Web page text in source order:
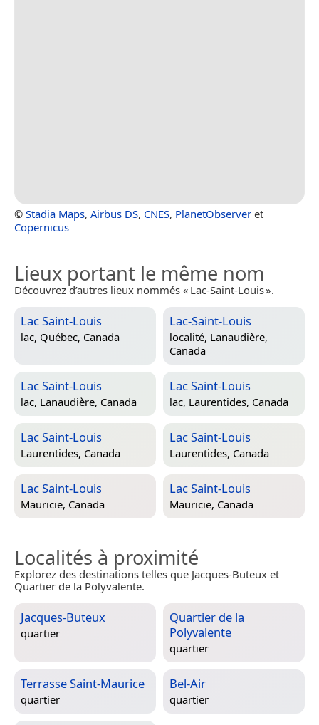
© Stadia Maps, Airbus DS, CNES, PlanetObserver et
Copernicus
Lieux portant le même nom
Découvrez d’autres lieux nommés « Lac-Saint-Louis ».
Lac Saint-Louis
lac, Québec, Canada
Lac-Saint-Louis
localité, Lanaudière,
Canada
Lac Saint-Louis
lac, Lanaudière, Canada
Lac Saint-Louis
lac, Laurentides, Canada
Lac Saint-Louis
Laurentides, Canada
Lac Saint-Louis
Laurentides, Canada
Lac Saint-Louis
Mauricie, Canada
Lac Saint-Louis
Mauricie, Canada
Localités à proximité
Explorez des destinations telles que Jacques-Buteux et
Quartier de la Polyvalente.
Jacques-Buteux
quartier
Quartier de la
Polyvalente
quartier
Terrasse Saint-Maurice
quartier
Bel-Air
quartier